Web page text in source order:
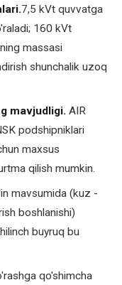
7,5 kVt quvvatga
160 kVt
massasi
shunchalik uzoq
mavjudligi. AIR
podshipniklari
maxsus
qilish mumkin.
mavsumida (kuz -
boshlanishi)
buyruq bu
qo'shimcha